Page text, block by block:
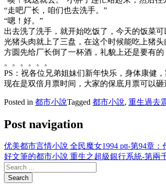
“走吧厂长，咱们也去洗手。”
“嗯！好。”
出去洗了洗手，就开始吃饭了，今天的饭菜
光猪头肉就上了三盘，在这个时候能吃上猪头
方圆先给厂长倒了一杯酒，礼貌上还是要有
。。。。。。
PS：祝各位兄弟姐妹们新年快乐，身体康健
现在是双倍月票时间，大家的保底月票可以砸
Posted in 都市小說Tagged 都市小說, 重生過去
Post navigation
优美都市言情小說 全民魔女1994 ptt-第94章：
好文筆的都市小說 重生之超級銀行系統-第兩